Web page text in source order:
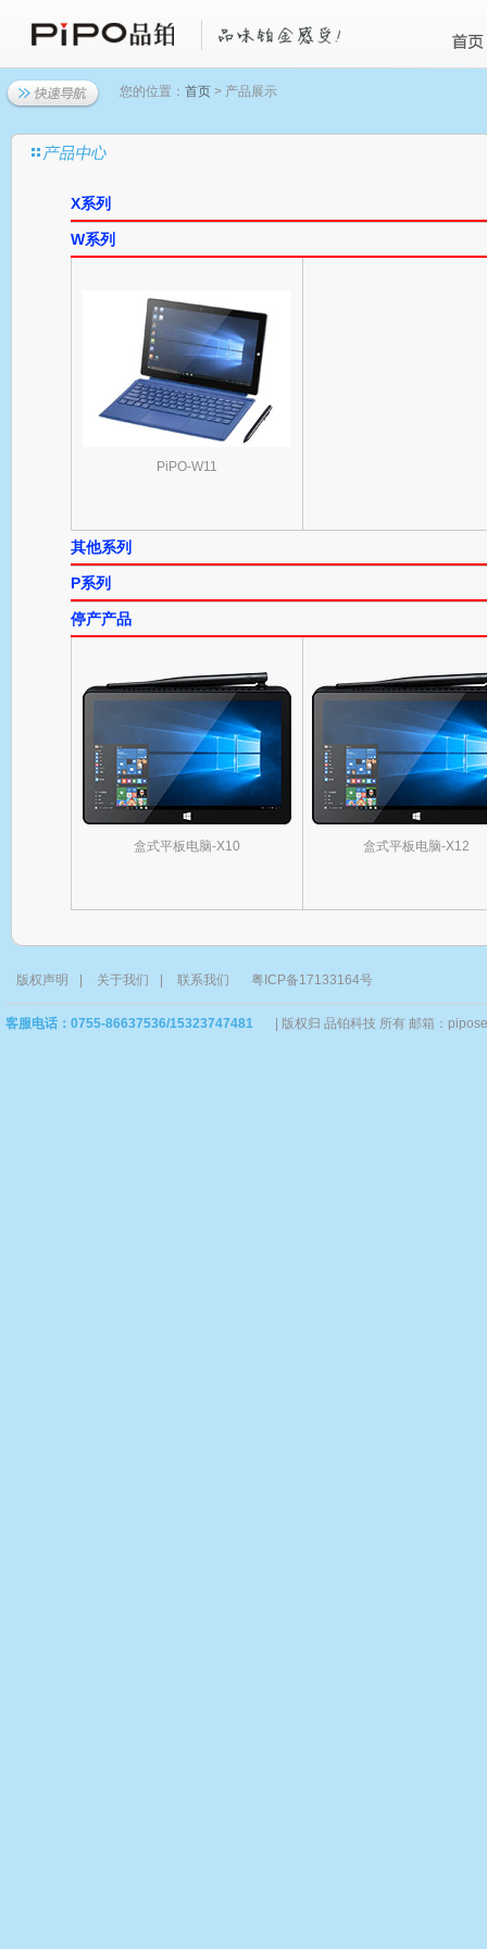
您的位置： 首页 > 产品展示
X系列
W系列
PiPO-W11
其他系列
P系列
停产产品
盒式平板电脑-X10 盒式平板电脑-X12
版权声明 关于我们 联系我们 粤ICP备17133164号
客服电话：0755-86637536/15323747481 版权归 品铂科技 所有 邮箱：